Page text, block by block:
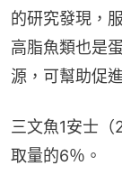
的研究發現，
高脂魚類也是
源，可幫助促
三文魚1安士
取量的6％。